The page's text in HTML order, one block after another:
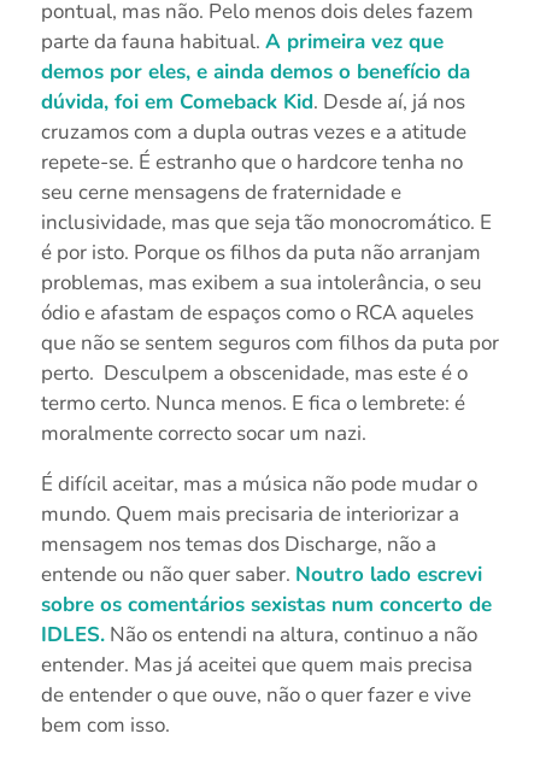
pontual, mas não. Pelo menos dois deles fazem
parte da fauna habitual. A primeira vez que
demos por eles, e ainda demos o benefício da
dúvida, foi em Comeback Kid. Desde aí, já nos
cruzamos com a dupla outras vezes e a atitude
repete-se. É estranho que o hardcore tenha no
seu cerne mensagens de fraternidade e
inclusividade, mas que seja tão monocromático. E
é por isto. Porque os filhos da puta não arranjam
problemas, mas exibem a sua intolerância, o seu
ódio e afastam de espaços como o RCA aqueles
que não se sentem seguros com filhos da puta por
perto. Desculpem a obscenidade, mas este é o
termo certo. Nunca menos. E fica o lembrete: é
moralmente correcto socar um nazi.
É difícil aceitar, mas a música não pode mudar o
mundo. Quem mais precisaria de interiorizar a
mensagem nos temas dos Discharge, não a
entende ou não quer saber. Noutro lado escrevi
sobre os comentários sexistas num concerto de
IDLES.Não os entendi na altura, continuo a não
entender. Mas já aceitei que quem mais precisa
de entender o que ouve, não o quer fazer e vive
bem com isso.